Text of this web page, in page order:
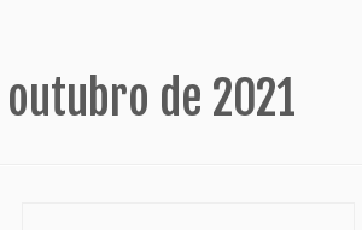
outubro de 2021